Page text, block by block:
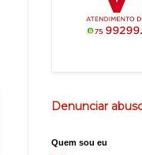
Denunciar
Quem sou eu